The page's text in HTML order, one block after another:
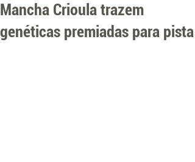
Mancha Crioula trazem
genéticas premiadas para pista